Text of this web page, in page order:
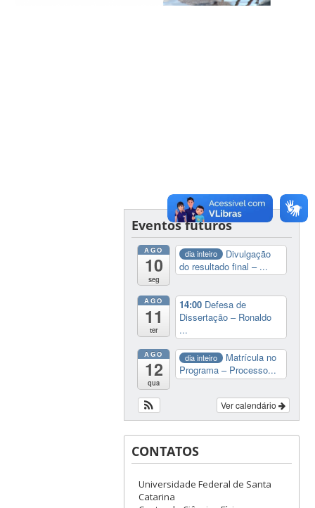
Eventos futuros
AGO
10
seg
dia inteiro
Divulgação
do resultado final – ...
AGO
11
ter
14:00 Defesa de
Dissertação – Ronaldo
...
AGO
12
qua
dia inteiro
Matrícula no
Programa – Processo...
Ver calendário
CONTATOS
Universidade Federal de Santa
Catarina